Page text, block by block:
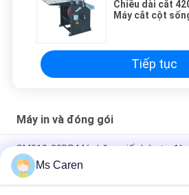
Chiều dài cắt
Máy cắt cột
Tiếp tục
Máy in và đóng gói
SM210-20DP Máy băng giấy bán tự
đai Dễ sử dụng cho dệt may Thực
SM12S Máy băng OPP điện bán tự
Ms Caren